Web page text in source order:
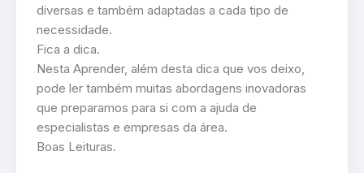
diversas e também adaptadas a cada tipo de
necessidade.
Fica a dica.
Nesta Aprender, além desta dica que vos deixo,
pode ler também muitas abordagens inovadoras
que preparamos para si com a ajuda de
especialistas e empresas da área.
Boas Leituras.